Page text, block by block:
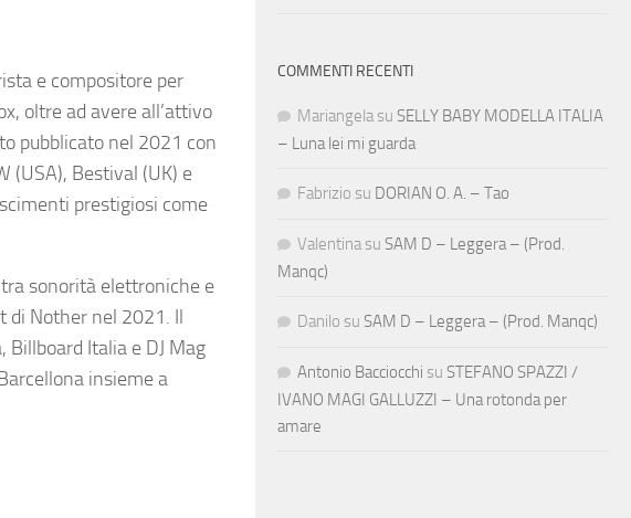
e compositore per
oltre ad avere all’attivo
pubblicato nel 2021 con
(USA), Bestival (UK) e
prestigiosi come
sonorità elettroniche e
di Nother nel 2021. Il
Billboard Italia e DJ Mag
insieme a
COMMENTI RECENTI
Mariangela su SELLY BABY MODELLA ITALIA
– Luna lei mi guarda
Fabrizio su DORIAN O. A. – Tao
Valentina su SAM D – Leggera – (Prod.
Manqc)
Danilo su SAM D – Leggera – (Prod. Manqc)
Antonio Bacciocchi su STEFANO SPAZZI /
IVANO MAGI GALLUZZI – Una rotonda per
amare